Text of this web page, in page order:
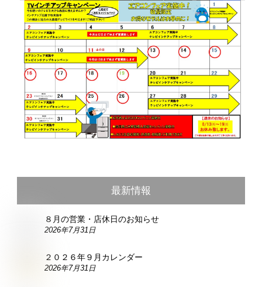
最新情報
８月の営業・店休日のお知らせ
2026年7月31日
２０２６年９月カレンダー
2026年7月31日